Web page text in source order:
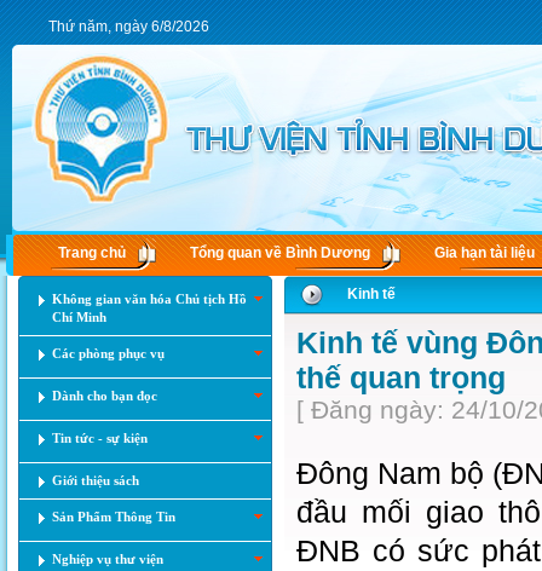
Thứ năm, ngày 6/8/2026
Trang chủ Tổng quan về Bình Dương Gia hạn tài liệu
Không gian văn hóa Chủ tịch Hồ
Chí Minh
Các phòng phục vụ
Dành cho bạn đọc
Tin tức - sự kiện
Giới thiệu sách
Sản Phẩm Thông Tin
Nghiệp vụ thư viện
Kinh tế
Kinh tế vùng
thế quan trọng
[ Đăng ngày: 24/10/
Đông Nam bộ
đầu mối giao
ĐNB có sức